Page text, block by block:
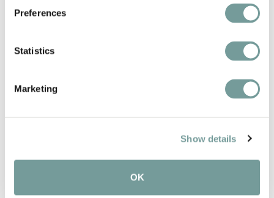
Preferences
Statistics
Marketing
Show details
OK
Mit QL College zeigen wir, dass Gastfreundschaft
– Pauline
Management School Maastricht und Gewinnerin
Während meines Praktikums in einem großen Resort
in Thailand und meiner Arbeit im kleinen
Kruisherenhotel Maastricht habe ich erfahren, dass
genau diese persönliche Aufmerksamkeit den